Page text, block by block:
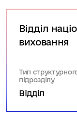
Відділ
виховання
Тип
підрозділу
Відділ